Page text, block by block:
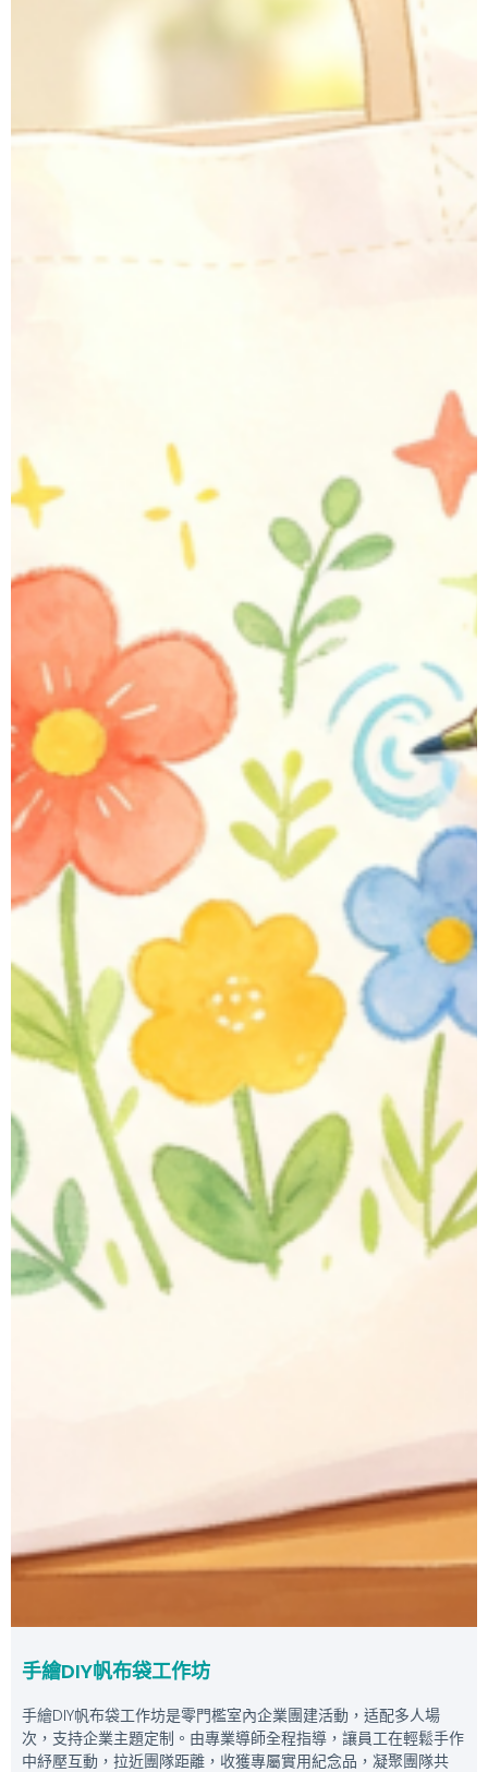
手繪DIY帆布袋工作坊
手繪DIY帆布袋工作坊是零門檻室內企業團建活動，适配多人場
次，支持企業主題定制。由專業導師全程指導，讓員工在輕鬆手作
中紓壓互動，拉近團隊距離，收獲專屬實用紀念品，凝聚團隊共